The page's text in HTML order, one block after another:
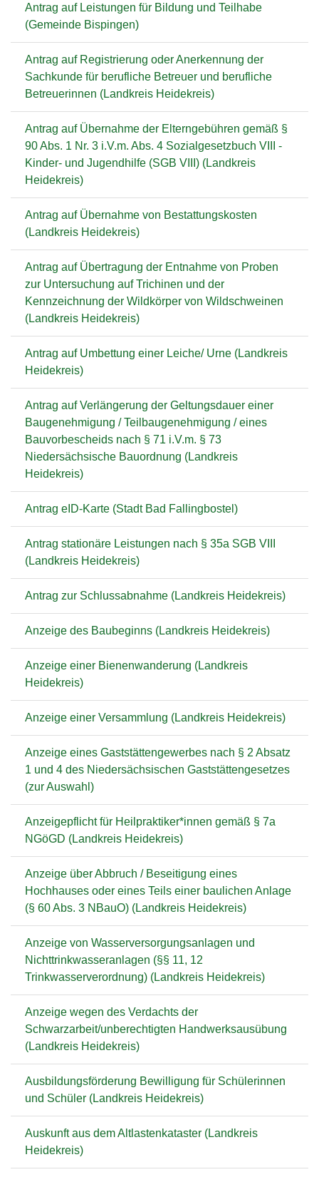
Antrag auf Leistungen für Bildung und Teilhabe
(Gemeinde Bispingen)
Antrag auf Registrierung oder Anerkennung der
Sachkunde für berufliche Betreuer und berufliche
Betreuerinnen (Landkreis Heidekreis)
Antrag auf Übernahme der Elterngebühren gemäß §
90 Abs. 1 Nr. 3 i.V.m. Abs. 4 Sozialgesetzbuch VIII -
Kinder- und Jugendhilfe (SGB VIII) (Landkreis
Heidekreis)
Antrag auf Übernahme von Bestattungskosten
(Landkreis Heidekreis)
Antrag auf Übertragung der Entnahme von Proben
zur Untersuchung auf Trichinen und der
Kennzeichnung der Wildkörper von Wildschweinen
(Landkreis Heidekreis)
Antrag auf Umbettung einer Leiche/ Urne (Landkreis
Heidekreis)
Antrag auf Verlängerung der Geltungsdauer einer
Baugenehmigung / Teilbaugenehmigung / eines
Bauvorbescheids nach § 71 i.V.m. § 73
Niedersächsische Bauordnung (Landkreis
Heidekreis)
Antrag eID-Karte (Stadt Bad Fallingbostel)
Antrag stationäre Leistungen nach § 35a SGB VIII
(Landkreis Heidekreis)
Antrag zur Schlussabnahme (Landkreis Heidekreis)
Anzeige des Baubeginns (Landkreis Heidekreis)
Anzeige einer Bienenwanderung (Landkreis
Heidekreis)
Anzeige einer Versammlung (Landkreis Heidekreis)
Anzeige eines Gaststättengewerbes nach § 2 Absatz
1 und 4 des Niedersächsischen Gaststättengesetzes
(zur Auswahl)
Anzeigepflicht für Heilpraktiker*innen gemäß § 7a
NGöGD (Landkreis Heidekreis)
Anzeige über Abbruch / Beseitigung eines
Hochhauses oder eines Teils einer baulichen Anlage
(§ 60 Abs. 3 NBauO) (Landkreis Heidekreis)
Anzeige von Wasserversorgungsanlagen und
Nichttrinkwasseranlagen (§§ 11, 12
Trinkwasserverordnung) (Landkreis Heidekreis)
Anzeige wegen des Verdachts der
Schwarzarbeit/unberechtigten Handwerksausübung
(Landkreis Heidekreis)
Ausbildungsförderung Bewilligung für Schülerinnen
und Schüler (Landkreis Heidekreis)
Auskunft aus dem Altlastenkataster (Landkreis
Heidekreis)